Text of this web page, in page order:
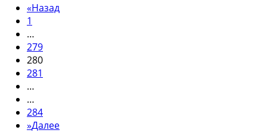
«Назад
1
…
279
280
281
…
…
284
»Далее